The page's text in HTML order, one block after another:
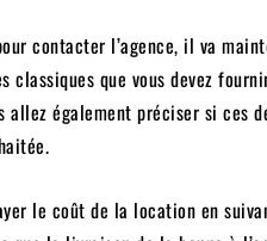
contacter l’agence, il va
classiques que vous devez
allez également préciser si ces
le coût de la location en